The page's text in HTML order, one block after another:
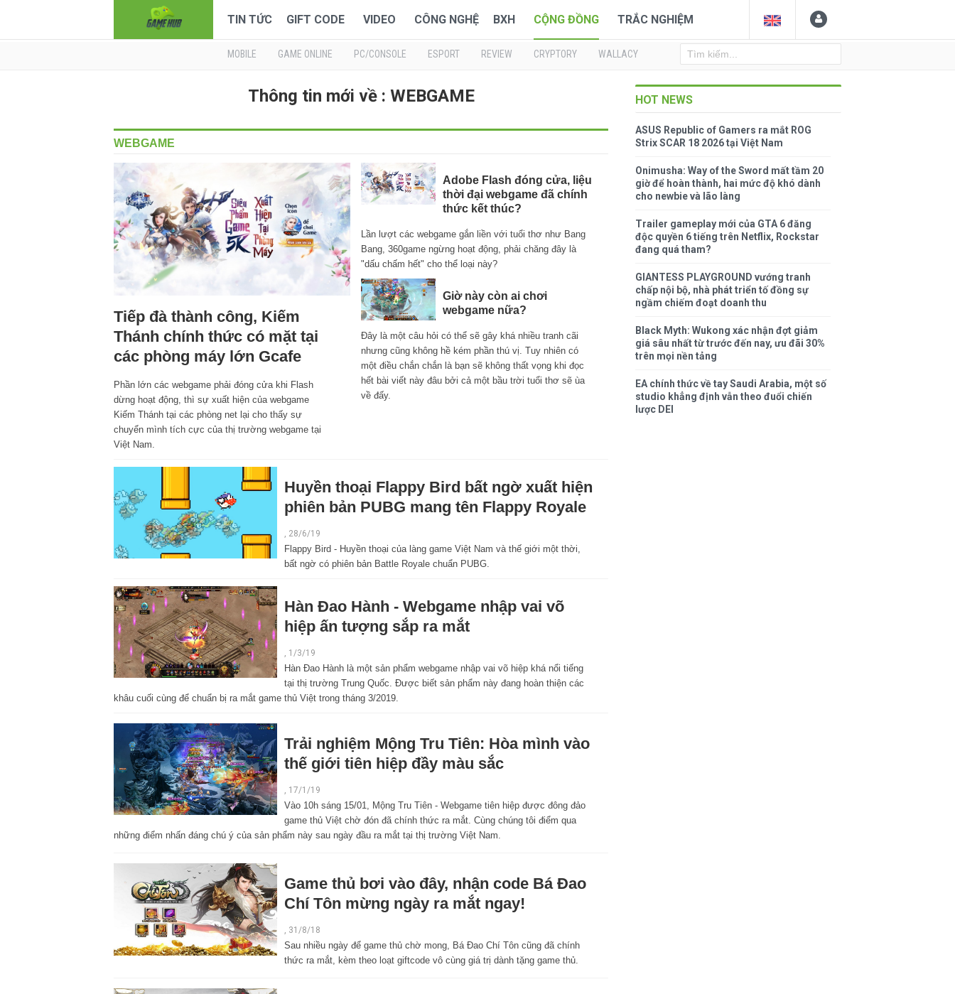
TIN TỨC GIFT CODE VIDEO CÔNG NGHỆ BXH CỘNG ĐỒNG TRẮC NGHIỆM
MOBILE GAME ONLINE PC/CONSOLE ESPORT REVIEW CRYPTORY WALLACY
Thông tin mới về : WEBGAME
WEBGAME
Tiếp đà thành công, Kiếm
Thánh chính thức có mặt tại
các phòng máy lớn Gcafe
Phần lớn các webgame phải đóng cửa khi Flash
dừng hoạt động, thì sự xuất hiện của webgame
Kiếm Thánh tại các phòng net lại cho thấy sự
chuyển mình tích cực của thị trường webgame tại
Việt Nam.
Adobe Flash đóng cửa, liệu
thời đại webgame đã chính
thức kết thúc?
Lần lượt các webgame gắn liền với tuổi thơ như Bang
Bang, 360game ngừng hoạt động, phải chăng đây là
"dấu chấm hết" cho thể loại này?
Giờ này còn ai chơi
webgame nữa?
Đây là một câu hỏi có thể sẽ gây khá nhiều tranh cãi
nhưng cũng không hề kém phần thú vị. Tuy nhiên có
một điều chắn chắn là bạn sẽ không thất vọng khi đọc
hết bài viết này đâu bởi cả một bầu trời tuổi thơ sẽ ùa
về đấy.
Huyền thoại Flappy Bird bất ngờ xuất hiện
phiên bản PUBG mang tên Flappy Royale
, 28/6/19
Flappy Bird - Huyền thoại của làng game Việt Nam và thế giới một thời,
bất ngờ có phiên bản Battle Royale chuẩn PUBG.
Hàn Đao Hành - Webgame nhập vai võ
hiệp ấn tượng sắp ra mắt
, 1/3/19
Hàn Đao Hành là một sản phẩm webgame nhập vai võ hiệp khá nổi tiếng
tại thị trường Trung Quốc. Được biết sản phẩm này đang hoàn thiện các
khâu cuối cùng để chuẩn bị ra mắt game thủ Việt trong tháng 3/2019.
Trải nghiệm Mộng Tru Tiên: Hòa mình vào
thế giới tiên hiệp đầy màu sắc
, 17/1/19
Vào 10h sáng 15/01, Mộng Tru Tiên - Webgame tiên hiệp được đông đảo
game thủ Việt chờ đón đã chính thức ra mắt. Cùng chúng tôi điểm qua
những điểm nhấn đáng chú ý của sản phẩm này sau ngày đầu ra mắt tại thị trường Việt Nam.
Game thủ bơi vào đây, nhận code Bá Đao
Chí Tôn mừng ngày ra mắt ngay!
, 31/8/18
Sau nhiều ngày để game thủ chờ mong, Bá Đao Chí Tôn cũng đã chính
thức ra mắt, kèm theo loạt giftcode vô cùng giá trị dành tặng game thủ.
HOT NEWS
ASUS Republic of Gamers ra mắt ROG
Strix SCAR 18 2026 tại Việt Nam
Onimusha: Way of the Sword mất tầm 20
giờ để hoàn thành, hai mức độ khó dành
cho newbie và lão làng
Trailer gameplay mới của GTA 6 đăng
độc quyền 6 tiếng trên Netflix, Rockstar
đang quá tham?
GIANTESS PLAYGROUND vướng tranh
chấp nội bộ, nhà phát triển tố đồng sự
ngầm chiếm đoạt doanh thu
Black Myth: Wukong xác nhận đợt giảm
giá sâu nhất từ trước đến nay, ưu đãi 30%
trên mọi nền tảng
EA chính thức về tay Saudi Arabia, một số
studio khẳng định vẫn theo đuổi chiến
lược DEI